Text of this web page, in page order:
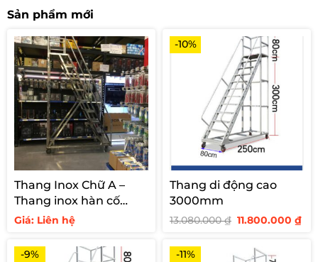
Sản phẩm mới
Thang Inox Chữ A –
Thang inox hàn cố
định cho siêu thị
Giá: Liên hệ
-10%
Thang di động cao
3000mm
13.080.000₫ Giá
13.080.000 ₫.
11.800.000₫Giá
-9% -11%